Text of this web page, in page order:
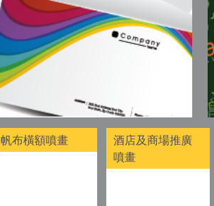
帆布橫額噴畫
酒店及商場推廣
噴畫